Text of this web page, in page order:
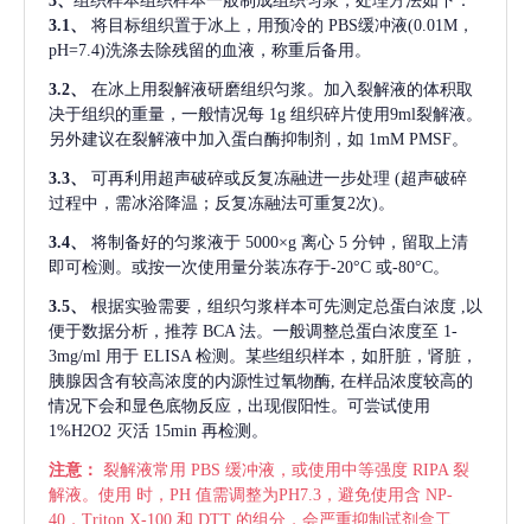
3.1、
将目标组织置于冰上，用预冷的 PBS缓冲液(0.01M，
pH=7.4)洗涤去除残留的血液，称重后备用。
3.2、
在冰上用裂解液研磨组织匀浆。加入裂解液的体积取
决于组织的重量，一般情况每 1g 组织碎片使用9ml裂解液。
另外建议在裂解液中加入蛋白酶抑制剂，如 1mM PMSF。
3.3、 可再利用超声破碎或反复冻融进一步处理 (超声破碎
过程中，需冰浴降温；反复冻融法可重复2次)。
3.4、 将制备好的匀浆液于 5000×g 离心 5 分钟，留取上清
即可检测。或按一次使用量分装冻存于-20°C 或-80°C。
3.5、 根据实验需要，组织匀浆样本可先测定总蛋白浓度
,以
便于数据分析，推荐 BCA 法。一般调整总蛋白浓度至 1-
3mg/ml 用于 ELISA 检测。某些组织样本，如肝脏，肾脏，
胰腺因含有较高浓度的内源性过氧物酶, 在样品浓度较高的
情况下会和显色底物反应，出现假阳性。可尝试使用
1%H2O2 灭活 15min 再检测。
注意： 裂解液常用 PBS 缓冲液，或使用中等强度 RIPA 裂
解液。使用 时，PH 值需调整为PH7.3，避免使用含 NP-
40，Triton X-100 和 DTT 的组分，会严重抑制试剂盒工